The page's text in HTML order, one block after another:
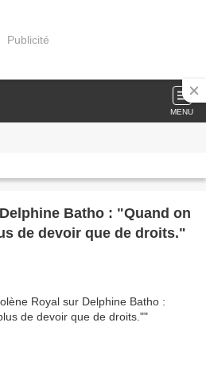
Publicité
MENU
Batho : "Quand on
de devoir que de droits."